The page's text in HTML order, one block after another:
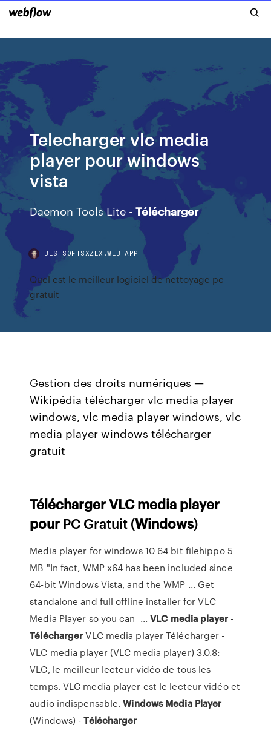
Telecharger vlc media
player pour windows
vista
Daemon Tools Lite -Télécharger
BESTSOFTSXZEX.WEB.APP
Quel est le meilleur logiciel de nettoyage pc
gratuit
Gestion des droits numériques —
Wikipédia télécharger vlc media player
windows, vlc media player windows, vlc
media player windows télécharger
gratuit
TéléchargerVLCmedia player
pour PC Gratuit (Windows)
Media player for windows 10 64 bit filehippo 5
MB "In fact, WMP x64 has been included since
64-bit Windows Vista, and the WMP ... Get
standalone and full offline installer for VLC
Media Player so you can ...VLC media player-
TéléchargerVLC media player Télécharger -
VLC media player (VLC media player) 3.0.8:
VLC, le meilleur lecteur vidéo de tous les
temps. VLC media player est le lecteur vidéo et
audio indispensable.Windows Media Player
(Windows) -Télécharger